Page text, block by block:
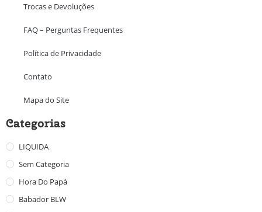
Trocas e Devoluções
FAQ – Perguntas Frequentes
Política de Privacidade
Contato
Mapa do Site
Categorias
LIQUIDA
Sem Categoria
Hora Do Papá
Babador BLW